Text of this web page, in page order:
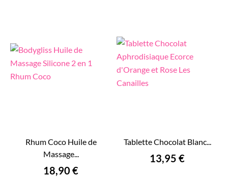
Rhum Coco Huile de
Massage...
Prix
18,90 €
Tablette Chocolat Blanc...
Prix
13,95 €